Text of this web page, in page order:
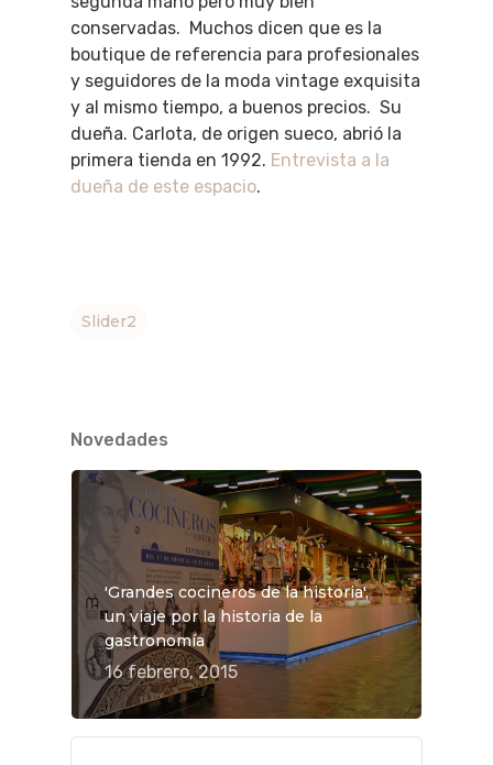
conservadas. Muchos dicen que es la
boutique de referencia para profesionales
y seguidores de la moda vintage exquisita
y al mismo tiempo, a buenos precios. Su
dueña. Carlota, de origen sueco, abrió la
primera tienda en 1992. Entrevista a la
dueña de este espacio.
Slider2
Novedades
'Grandes cocineros de la historia',
un viaje por la historia de la
gastronomía
16 febrero, 2015